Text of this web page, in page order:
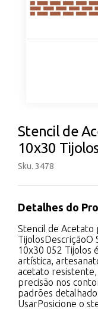
Stencil de
10x30
Sku. 3478
Detalhes do
Stencil de Acetato
TijolosDescriçãoO
10x30 052 Tijolos
artística,
acetato
precisão nos
padrões
UsarPosicione o